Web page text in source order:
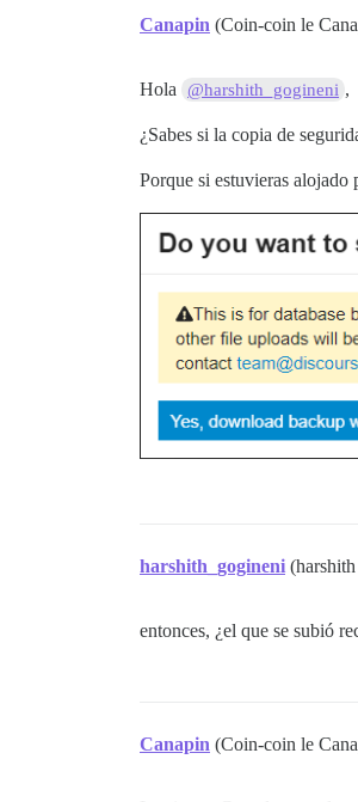
Canapin (Coin-coin le
Hola @harshith_gogineni ,
¿Sabes si la copia de
Porque si estuvieras alojado
harshith_gogineni
entonces, ¿el que se subió
Canapin (Coin-coin le